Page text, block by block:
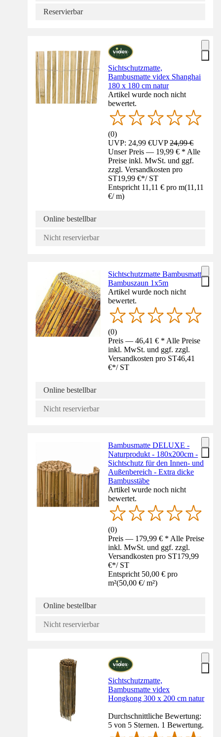
Reservierbar
Sichtschutzmatte,
Bambusmatte videx Shanghai
180 x 180 cm natur
Artikel wurde noch nicht
bewertet.
(0)
UVP: 24,99 €UVP24,99 €
Unser Preis — 19,99 € * Alle
Preise inkl. MwSt. und ggf.
zzgl. Versandkosten pro
ST19,99 €*/ ST
Entspricht 11,11 € pro m(11,11
€/ m)
Online bestellbar
Nicht reservierbar
Sichtschutzmatte Bambusmatte
Bambuszaun 1x5m
Artikel wurde noch nicht
bewertet.
(0)
Preis — 46,41 € * Alle Preise
inkl. MwSt. und ggf. zzgl.
Versandkosten pro ST46,41
€*/ ST
Online bestellbar
Nicht reservierbar
Bambusmatte DELUXE -
Naturprodukt - 180x200cm -
Sichtschutz für den Innen- und
Außenbereich - Extra dicke
Bambusstäbe
Artikel wurde noch nicht
bewertet.
(0)
Preis — 179,99 € * Alle Preise
inkl. MwSt. und ggf. zzgl.
Versandkosten pro ST179,99
€*/ ST
Entspricht 50,00 € pro
m²(50,00 €/ m²)
Online bestellbar
Nicht reservierbar
Sichtschutzmatte,
Bambusmatte videx
Hongkong 300 x 200 cm natur
Durchschnittliche Bewertung:
5 von 5 Sternen. 1 Bewertung.